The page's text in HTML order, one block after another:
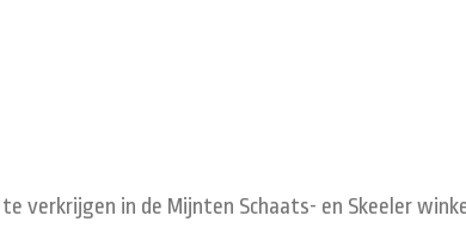
verkrijgen in de Mijnten Schaats- en Skeeler